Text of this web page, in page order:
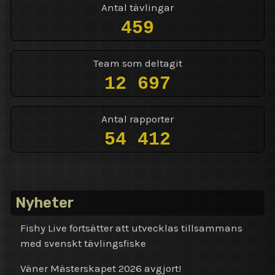
Antal tävlingar
459
Team som deltagit
12 697
Antal rapporter
54 412
Nyheter
Fishy Live fortsätter att utvecklas tillsammans
med svenskt tävlingsfiske
Väner Mästerskapet 2026 avgjort!